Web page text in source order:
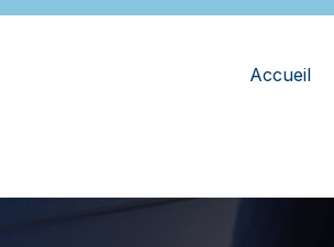
Accueil